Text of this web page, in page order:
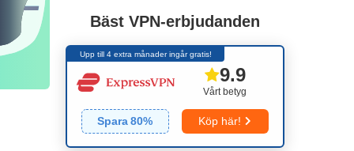
Bäst VPN-erbjudanden
Upp till 4 extra månader ingår gratis!
Vårt betyg
9.9
Spara 80% Köp här!